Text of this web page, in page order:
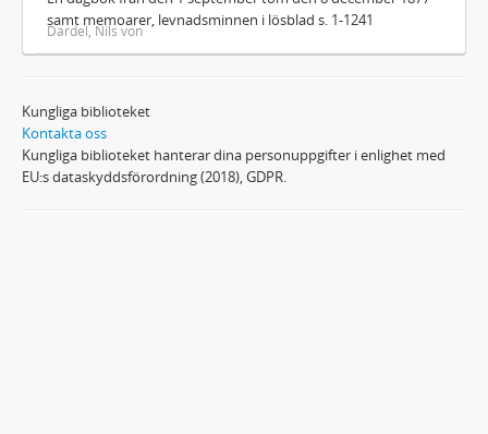
samt memoarer, levnadsminnen i lösblad s. 1-1241
Dardel, Nils von
Kungliga biblioteket
Kontakta oss
Kungliga biblioteket hanterar dina personuppgifter i enlighet med
EU:s dataskyddsförordning (2018), GDPR.